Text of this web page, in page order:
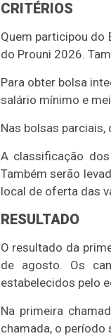
CRITÉRIOS
Quem participou do
do Prouni 2026.
Para obter bolsa
salário mínimo e
Nas bolsas
A classificação
Também serão
local de oferta das
RESULTADO
O resultado da
de agosto. Os
estabelecidos pelo
Na primeira
chamada, o período